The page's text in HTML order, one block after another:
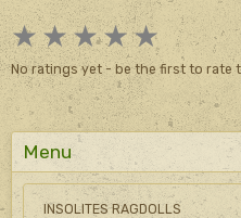
★★★★★
No ratings yet - be the first to rate
Menu
INSOLITES RAGDOLLS